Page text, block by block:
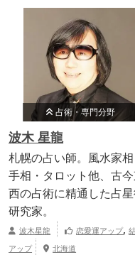
占術・専門分野
波木 星龍
札幌の占い師。風水家相
手相・タロット他、古
西の占術に精通した占
研究家。
波木星龍 恋愛運アップ,
アップ
北海道